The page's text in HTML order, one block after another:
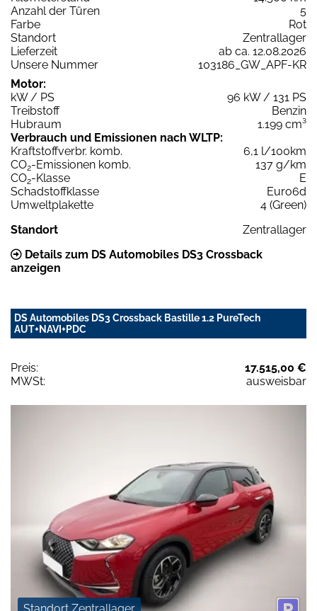
Anzahl der Türen
5
Farbe
Rot
Standort
Zentrallager
Lieferzeit
ab ca. 12.08.2026
Unsere Nummer
103186_GW_APF-KR
Motor:
kW / PS
96 kW / 131 PS
Treibstoff
Benzin
Hubraum
1.199 cm³
Verbrauch und Emissionen nach WLTP:
Kraftstoffverbr. komb.
6,1 l/100km
CO2-Emissionen komb.
137 g/km
CO2-Klasse
E
Schadstoffklasse
Euro6d
Umweltplakette
4 (Green)
Standort
Zentrallager
Details zum DS Automobiles DS3 Crossback
anzeigen
DS Automobiles DS3 Crossback Bastille 1.2 PureTech
AUT+NAVI+PDC
Preis:
17.515,00 €
MWSt:
ausweisbar
Standort Zentrallager